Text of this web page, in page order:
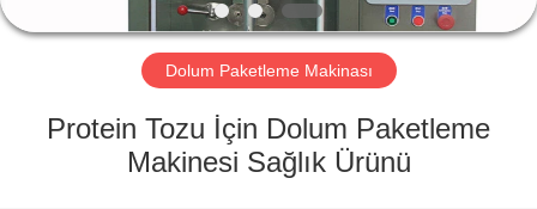
HAKKIMIZDA
FABRIKA
Dolum Paketleme Makinası
Protein Tozu İçin Dolum Paketleme
Makinesi Sağlık Ürünü